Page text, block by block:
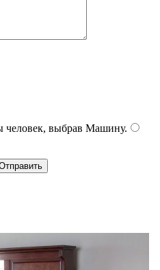
человек, выбрав Машину.